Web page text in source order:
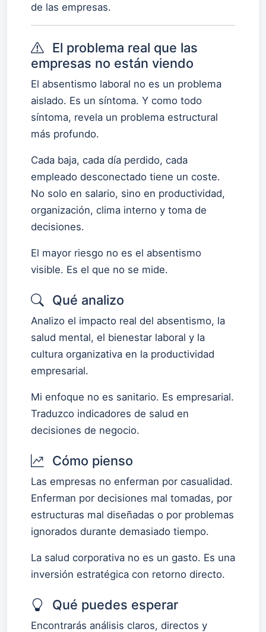
de las empresas.
El problema real que las
empresas no están viendo
El absentismo laboral no es un problema
aislado. Es un síntoma. Y como todo
síntoma, revela un problema estructural
más profundo.
Cada baja, cada día perdido, cada
empleado desconectado tiene un coste.
No solo en salario, sino en productividad,
organización, clima interno y toma de
decisiones.
El mayor riesgo no es el absentismo
visible. Es el que no se mide.
Qué analizo
Analizo el impacto real del absentismo, la
salud mental, el bienestar laboral y la
cultura organizativa en la productividad
empresarial.
Mi enfoque no es sanitario. Es empresarial.
Traduzco indicadores de salud en
decisiones de negocio.
Cómo pienso
Las empresas no enferman por casualidad.
Enferman por decisiones mal tomadas, por
estructuras mal diseñadas o por problemas
ignorados durante demasiado tiempo.
La salud corporativa no es un gasto. Es una
inversión estratégica con retorno directo.
Qué puedes esperar
Encontrarás análisis claros, directos y